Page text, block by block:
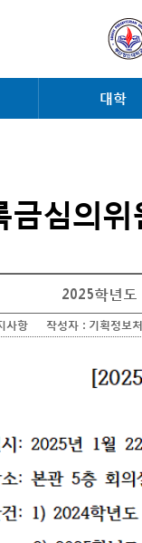
대학
금심의위
2025학년
사항 작성자 : 기획정보처